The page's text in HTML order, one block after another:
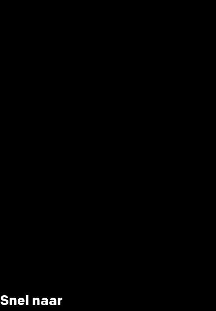
Snel naar